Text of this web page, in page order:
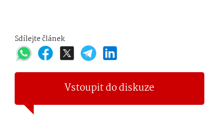
Sdílejte článek
Vstoupit do diskuze